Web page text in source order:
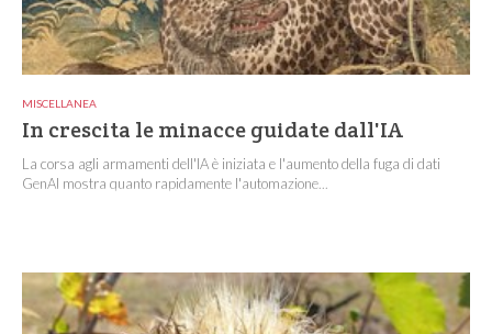
MISCELLANEA
In crescita le minacce guidate dall'IA
La corsa agli armamenti dell'IA è iniziata e l'aumento della fuga di dati
GenAI mostra quanto rapidamente l'automazione...